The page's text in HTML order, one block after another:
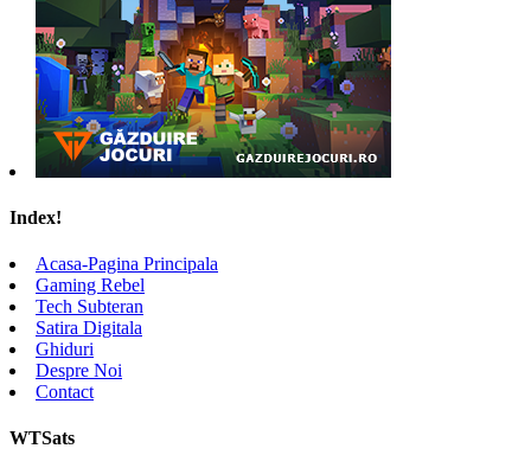
Index!
Acasa-Pagina Principala
Gaming Rebel
Tech Subteran
Satira Digitala
Ghiduri
Despre Noi
Contact
WTSats